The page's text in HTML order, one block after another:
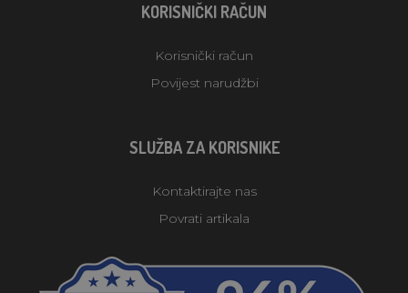
KORISNIČKI RAČUN
Korisnički račun
Povijest narudžbi
SLUŽBA ZA KORISNIKE
Kontaktirajte nas
Povrati artikala